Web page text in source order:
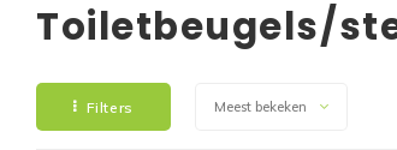
Toiletbeugels/
Filters Meest bekeken